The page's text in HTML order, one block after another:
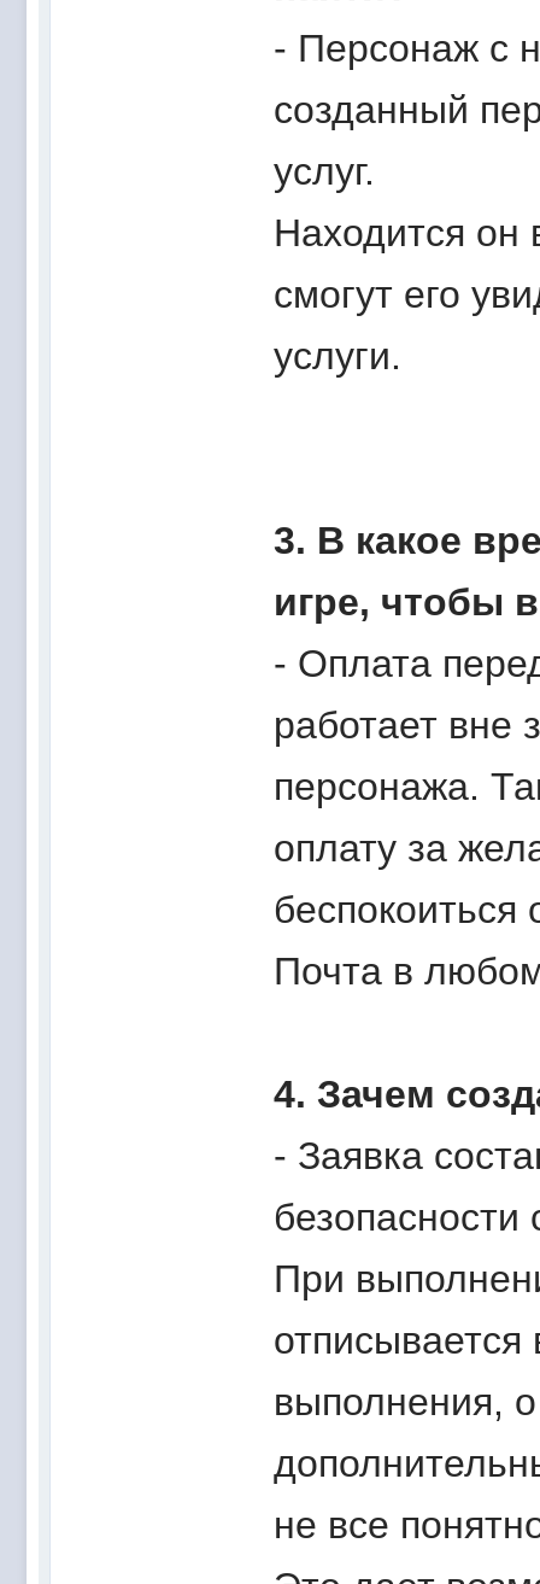
- Персонаж с
созданный
услуг.
Находится он
смогут его
услуги.
3. В какое
игре, чтобы
- Оплата
работает вне
персонажа.
оплату за
беспокоиться
Почта в
4. Зачем
- Заявка
безопасности
При
отписывается
выполнения,
не все